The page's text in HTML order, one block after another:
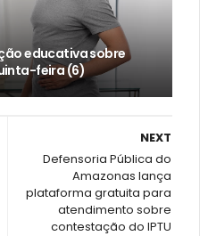
educativa sobre
feira (6)
NEXT
Defensoria Pública do
Amazonas lança
plataforma gratuita para
atendimento sobre
contestação do IPTU